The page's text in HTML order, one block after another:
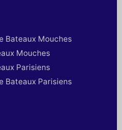
Bateaux Mouches
Mouches
Parisiens
Bateaux Parisiens